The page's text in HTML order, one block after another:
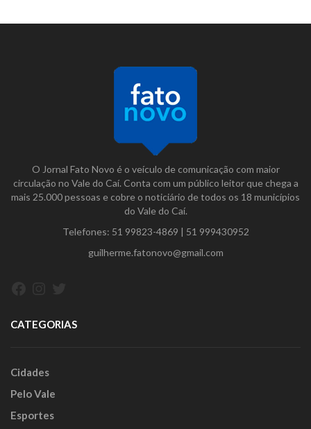
O Jornal Fato Novo é o veículo de comunicação com maior
circulação no Vale do Caí. Conta com um público leitor que chega a
mais 25.000 pessoas e cobre o noticiário de todos os 18 municípios
do Vale do Caí.
Telefones: 51 99823-4869 | 51 999430952
guilherme.fatonovo@gmail.com
CATEGORIAS
Cidades
Pelo Vale
Esportes